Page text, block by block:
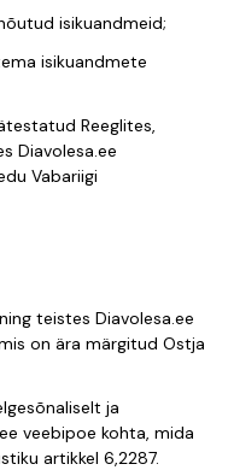
isikuandmeid;
isikuandmete
Reeglites,
Diavolesa.ee
Vabariigi
teistes Diavolesa.ee
on ära märgitud Ostja
ja
veebipoe kohta, mida
artikkel 6,2287.